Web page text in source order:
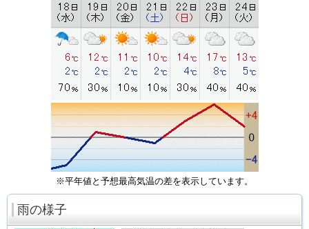
※平年値と予想最高気温の差を表示しています。
雨の様子